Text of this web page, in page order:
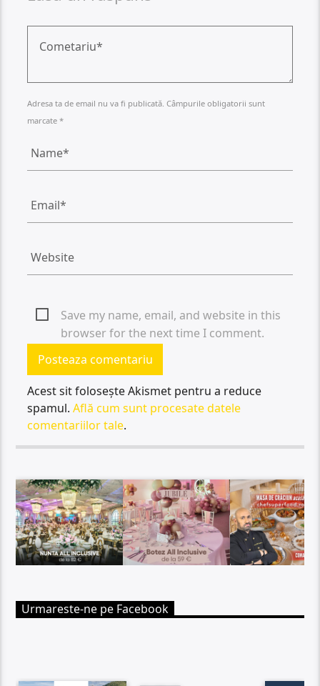
Adresa ta de email nu va fi publicată. Câmpurile obligatorii sunt
marcate *
Save my name, email, and website in this
browser for the next time I comment.
Acest sit folosește Akismet pentru a reduce
spamul.Află cum sunt procesate datele
comentariilor tale.
Urmareste-ne pe Facebook